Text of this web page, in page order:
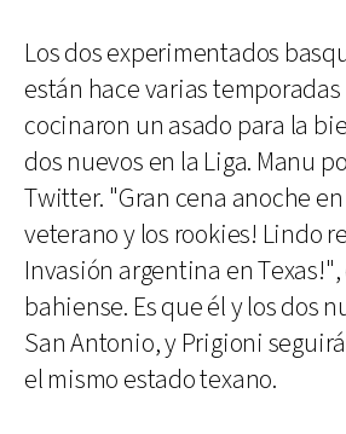
Los dos experimentados
están hace varias temporadas
cocinaron un asado para la
dos nuevos en la Liga. Manu
Twitter. "Gran cena anoche
veterano y los rookies! Lindo
Invasión argentina en
bahiense. Es que él y los dos
San Antonio, y Prigioni
el mismo estado texano.